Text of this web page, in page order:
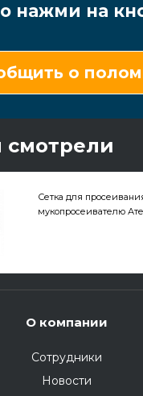
нажми на
о
смотрели
Сетка для
мукопросеивателю
О компании
Сотрудники
Новости